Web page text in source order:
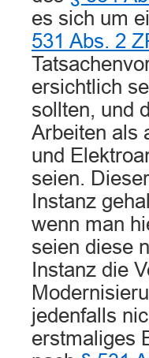
es sich um
531 Abs. 2
ersichtlich
sollten, und
Arbeiten als
und
seien.
Instanz
wenn man
seien diese
Instanz die
jedenfalls
erstmaliges